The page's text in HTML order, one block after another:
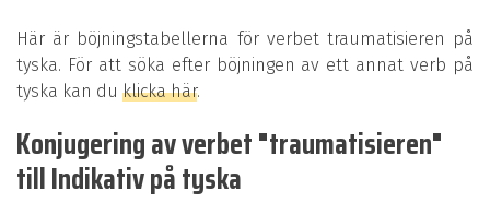
Här är böjningstabellerna för verbet traumatisieren på
tyska. För att söka efter böjningen av ett annat verb på
tyska kan du klicka här.
Konjugering av verbet "traumatisieren"
till Indikativ på tyska